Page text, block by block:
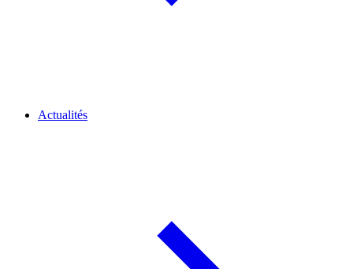
Actualités